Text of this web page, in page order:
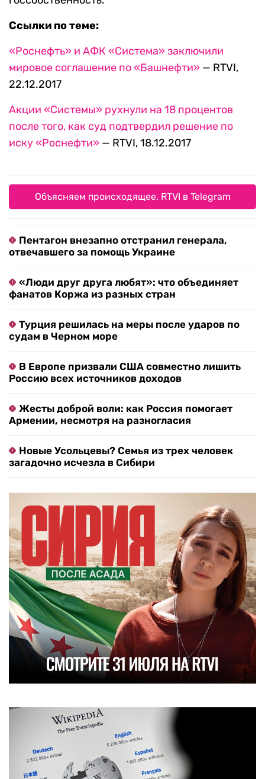
Ссылки по теме:
«Роснефть» и АФК «Система» заключили
мировое соглашение по «Башнефти» — RTVI,
22.12.2017
Акции «Системы» рухнули на 18 процентов
после того, как суд подтвердил решение по
иску «Роснефти» — RTVI, 18.12.2017
Объясняем происходящее. RTVI в Telegram
Пентагон внезапно отстранил генерала,
отвечавшего за помощь Украине
«Люди друг друга любят»: что объединяет
фанатов Коржа из разных стран
Турция решилась на меры после ударов по
судам в Черном море
В Европе призвали США совместно лишить
Россию всех источников доходов
Жесты доброй воли: как Россия помогает
Армении, несмотря на разногласия
Новые Усольцевы? Семья из трех человек
загадочно исчезла в Сибири